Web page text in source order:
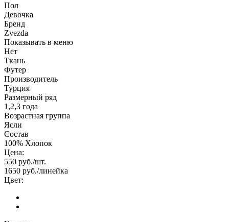
Пол
Девочка
Бренд
Zvezda
Показывать в меню
Нет
Ткань
Футер
Производитель
Турция
Размерный ряд
1,2,3 года
Возрастная группа
Ясли
Состав
100% Хлопок
Цена:
550 руб./шт.
1650 руб./линейка
Цвет: